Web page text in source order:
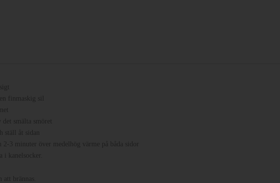
finmaskig sil
smälta smöret
ställ åt sidan
3 minuter över medelhög värme på båda sidor
kanelsocker.
brännas.